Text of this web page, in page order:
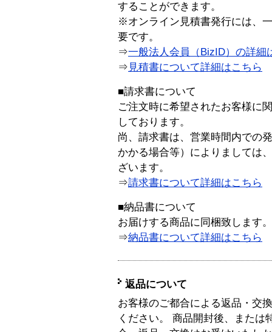
することができます。
※オンライン見積書発行には、
要です。
⇒一般法人会員（BizID）の詳細
⇒ 見積書について詳細はこちら
■請求書について
ご注文時に希望されたお客様に
しております。
尚、請求書は、営業時間内での
かかる場合等）によりましては
ざいます。
⇒請求書について詳細はこちら
■納品書について
お届けする商品に同梱致します。
⇒納品書について詳細はこちら
返品について
お客様のご都合による返品・交
ください。 商品開封後、または